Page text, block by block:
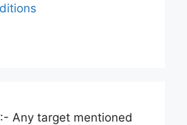
:- Any target mentioned